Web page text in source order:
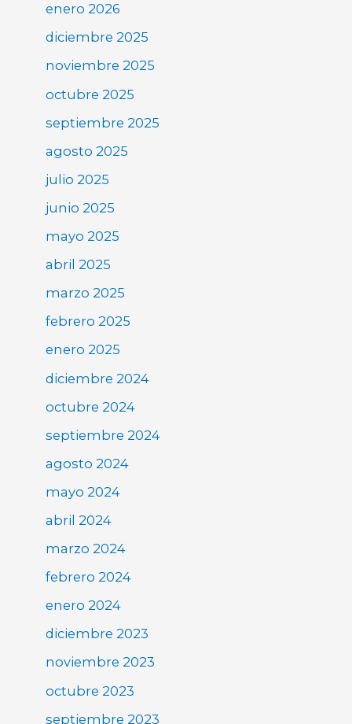
enero 2026
diciembre 2025
noviembre 2025
octubre 2025
septiembre 2025
agosto 2025
julio 2025
junio 2025
mayo 2025
abril 2025
marzo 2025
febrero 2025
enero 2025
diciembre 2024
octubre 2024
septiembre 2024
agosto 2024
mayo 2024
abril 2024
marzo 2024
febrero 2024
enero 2024
diciembre 2023
noviembre 2023
octubre 2023
septiembre 2023